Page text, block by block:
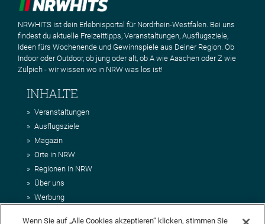
NRWHITS ist dein Erlebnisportal für Nordrhein-Westfalen. Bei uns
findest du aktuelle Freizeittipps, Veranstaltungen, Ausflugsziele,
Ideen fürs Wochenende und Gewinnspiele aus Deiner Region. Ob
Indoor oder Outdoor, ob jung oder alt, ob A wie Aaachen oder Z wie
Zülpich - wir wissen wo in NRW was los ist!
INHALTE
Veranstaltungen
Ausflugsziele
Magazin
Orte in NRW
Regionen in NRW
Über uns
Werbung
Wenn Sie auf „Alle Cookies akzeptieren“ klicken, stimmen Sie